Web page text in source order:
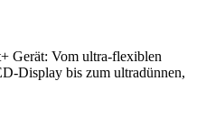
Gerät: Vom ultra-flexiblen
Display bis zum ultradünnen,